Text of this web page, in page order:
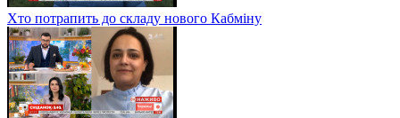
Хто потрапить до складу нового Кабміну